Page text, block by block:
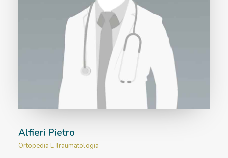
Alfieri Pietro
Ortopedia E Traumatologia